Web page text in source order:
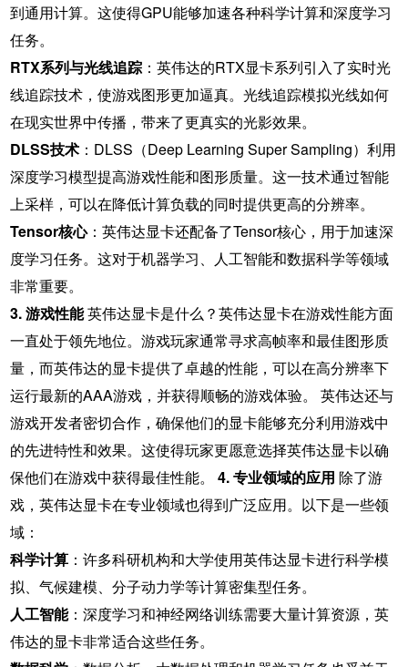
到通用计算。这使得GPU能够加速各种科学计算和深度学习
任务。
RTX系列与光线追踪：英伟达的RTX显卡系列引入了实时光
线追踪技术，使游戏图形更加逼真。光线追踪模拟光线如何
在现实世界中传播，带来了更真实的光影效果。
DLSS技术：DLSS（Deep Learning Super Sampling）利用
深度学习模型提高游戏性能和图形质量。这一技术通过智能
上采样，可以在降低计算负载的同时提供更高的分辨率。
Tensor核心：英伟达显卡还配备了Tensor核心，用于加速深
度学习任务。这对于机器学习、人工智能和数据科学等领域
非常重要。
3. 游戏性能英伟达显卡是什么？英伟达显卡在游戏性能方面
一直处于领先地位。游戏玩家通常寻求高帧率和最佳图形质
量，而英伟达的显卡提供了卓越的性能，可以在高分辨率下
运行最新的AAA游戏，并获得顺畅的游戏体验。 英伟达还与
游戏开发者密切合作，确保他们的显卡能够充分利用游戏中
的先进特性和效果。这使得玩家更愿意选择英伟达显卡以确
保他们在游戏中获得最佳性能。 4. 专业领域的应用 除了游
戏，英伟达显卡在专业领域也得到广泛应用。以下是一些领
域：
科学计算：许多科研机构和大学使用英伟达显卡进行科学模
拟、气候建模、分子动力学等计算密集型任务。
人工智能：深度学习和神经网络训练需要大量计算资源，英
伟达的显卡非常适合这些任务。